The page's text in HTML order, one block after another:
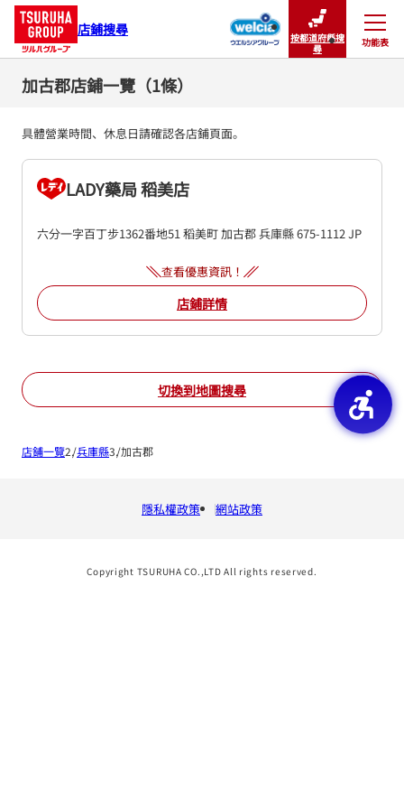
店鋪搜尋
按都道府縣搜
尋
功能表
關閉
加古郡店鋪一覽（1條）
具體營業時間、休息日請確認各店鋪頁面。
LADY藥局 稻美店
六分一字百丁步1362番地51稻美町加古郡兵庫縣675-1112JP
查看優惠資訊！
店鋪詳情
切換到地圖搜尋
店鋪一覽 兵庫縣 加古郡
隱私權政策 網站政策
Copyright TSURUHA CO.,LTD All rights reserved.